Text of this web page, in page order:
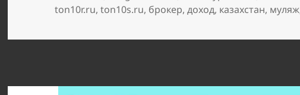
ton10r.ru,ton10s.ru, брокер,доход, казахстан, муляж